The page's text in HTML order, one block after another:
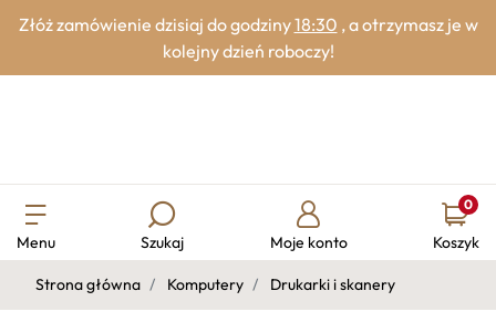
Złóż zamówienie dzisiaj do godziny18:30 , a otrzymasz je w
kolejny dzień roboczy!
Menu Szukaj Moje konto Koszyk
0
Strona główna Komputery Drukarki i skanery